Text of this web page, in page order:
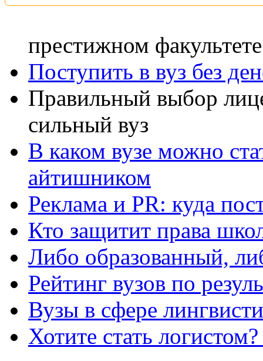
престижном
Поступить в вуз без
Правильный выбор
сильный вуз
В каком вузе можно
айтишником
Реклама и PR: куда
Кто защитит права
Либо образованный,
Рейтинг вузов по
Вузы в сфере
Хотите стать